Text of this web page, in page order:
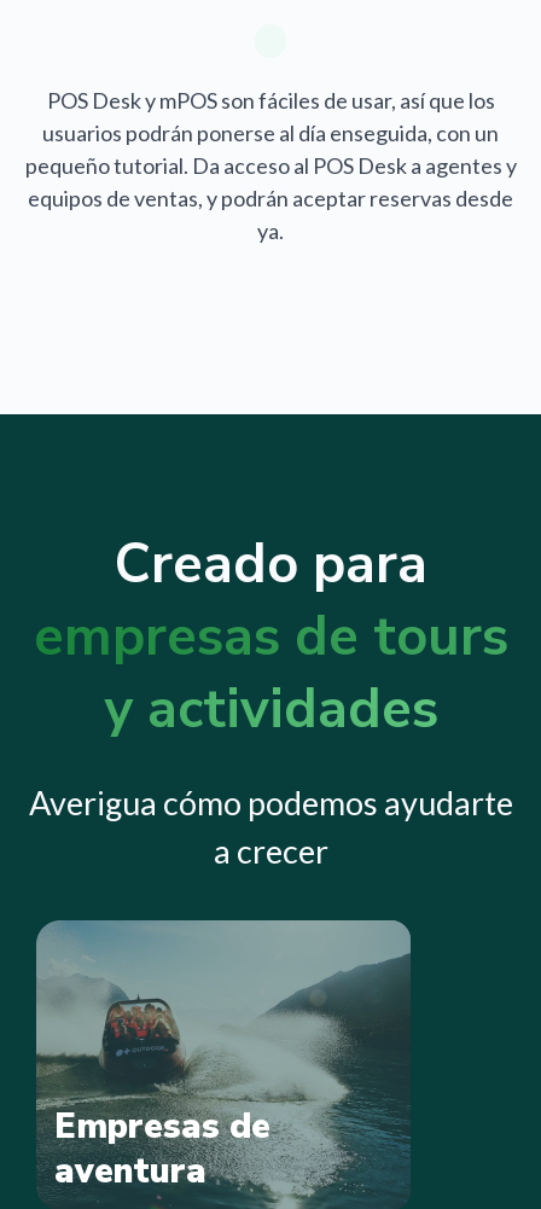
POS Desk y mPOS son fáciles de usar, así que los
usuarios podrán ponerse al día enseguida, con un
pequeño tutorial. Da acceso al POS Desk a agentes y
equipos de ventas, y podrán aceptar reservas desde
ya.
Creado para
empresas de tours
y actividades
Averigua cómo podemos ayudarte
a crecer
Empresas de
aventura